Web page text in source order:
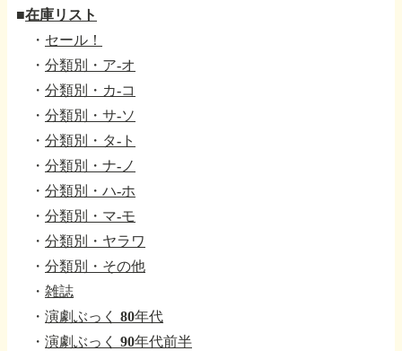
■在庫リスト
・ セール！
・ 分類別・ア-オ
・ 分類別・カ-コ
・ 分類別・サ-ソ
・ 分類別・タ-ト
・ 分類別・ナ-ノ
・ 分類別・ハ-ホ
・ 分類別・マ-モ
・ 分類別・ヤラワ
・ 分類別・その他
・ 雑誌
・ 演劇ぶっく 80年代
・ 演劇ぶっく 90年代前半